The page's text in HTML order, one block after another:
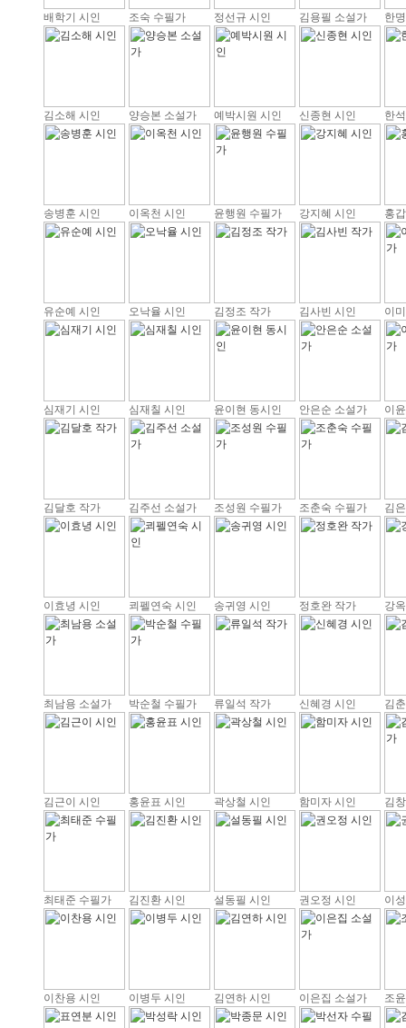
배학기 시인 조숙 수필가 정선규 시인 김용필 소설가 한
김소해 시인 양승본 소설가 예박시원 시인 신종현 시인 한
송병훈 시인 이옥천 시인 윤행원 수필가 강지혜 시인 홍
유순예 시인 오낙율 시인 김정조 작가 김사빈 시인 이
심재기 시인 심재칠 시인 윤이현 동시인 안은순 소설가 이
김달호 작가 김주선 소설가 조성원 수필가 조춘숙 수필가 김
이효녕 시인 쾨펠연숙 시인 송귀영 시인 정호완 작가 강
최남용 소설가 박순철 수필가 류일석 작가 신혜경 시인 김
김근이 시인 홍윤표 시인 곽상철 시인 함미자 시인 김
최태준 수필가 김진환 시인 설동필 시인 권오정 시인 이
이찬용 시인 이병두 시인 김연하 시인 이은집 소설가 조